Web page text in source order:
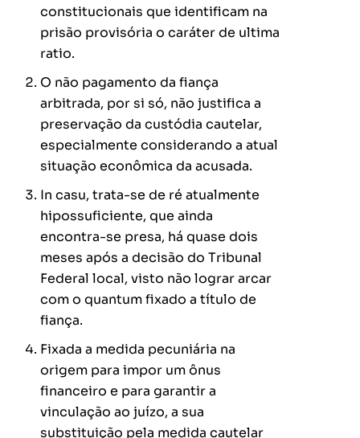
constitucionais que identificam na
prisão provisória o caráter de ultima
ratio.
O não pagamento da fiança
arbitrada, por si só, não justifica a
preservação da custódia cautelar,
especialmente considerando a atual
situação econômica da acusada.
In casu, trata-se de ré atualmente
hipossuficiente, que ainda
encontra-se presa, há quase dois
meses após a decisão do Tribunal
Federal local, visto não lograr arcar
com o quantum fixado a título de
fiança.
Fixada a medida pecuniária na
origem para impor um ônus
financeiro e para garantir a
vinculação ao juízo, a sua
substituição pela medida cautelar